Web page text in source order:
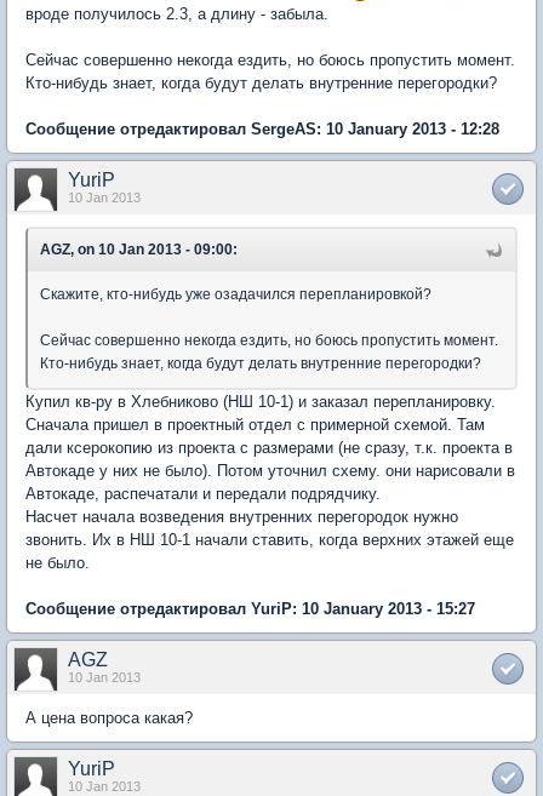
вроде получилось 2.3, а длину - забыла.
Сейчас совершенно некогда ездить, но боюсь пропустить момент.
Кто-нибудь знает, когда будут делать внутренние перегородки?
Сообщение отредактировал SergeAS: 10 January 2013 - 12:28
YuriP
10 Jan 2013
AGZ, on 10 Jan 2013 - 09:00:
Скажите, кто-нибудь уже озадачился перепланировкой?
Сейчас совершенно некогда ездить, но боюсь пропустить момент.
Кто-нибудь знает, когда будут делать внутренние перегородки?
Купил кв-ру в Хлебниково (НШ 10-1) и заказал перепланировку.
Сначала пришел в проектный отдел с примерной схемой. Там
дали ксерокопию из проекта с размерами (не сразу, т.к. проекта в
Автокаде у них не было). Потом уточнил схему. они нарисовали в
Автокаде, распечатали и передали подрядчику.
Насчет начала возведения внутренних перегородок нужно
звонить. Их в НШ 10-1 начали ставить, когда верхних этажей еще
не было.
Сообщение отредактировал YuriP: 10 January 2013 - 15:27
AGZ
10 Jan 2013
А цена вопроса какая?
YuriP
10 Jan 2013